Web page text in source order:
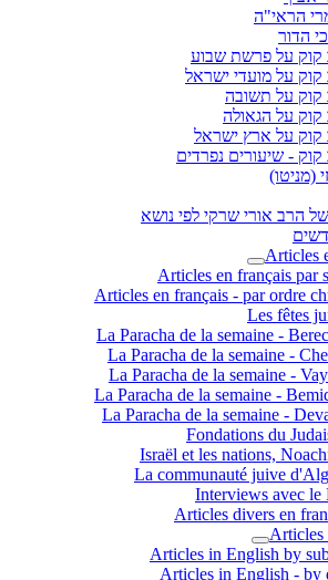
הראי"ה
הדור
קוק על פרשת שבוע
קוק על מועדי ישראל
קוק על תשובה
קוק על הגאולה
קוק על ארץ ישראל
- שיעורים נפרדים
(מניטו)
הרב אורי שרקי לפי נושא
Articles
Articles en français par
Les fêtes
La Paracha de la semaine -
La Paracha de la semaine -
La Paracha de la semaine -
La Paracha de la semaine -
La Paracha de la semaine -
Fondations du
Israël et les nations,
La communauté juive
Interviews avec le
Articles divers en
Articles
Articles in English by
Articles in English - by